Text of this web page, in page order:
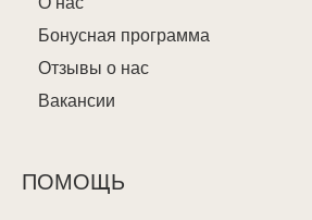
Бонусная программа
Отзывы о нас
Вакансии
ПОМОЩЬ